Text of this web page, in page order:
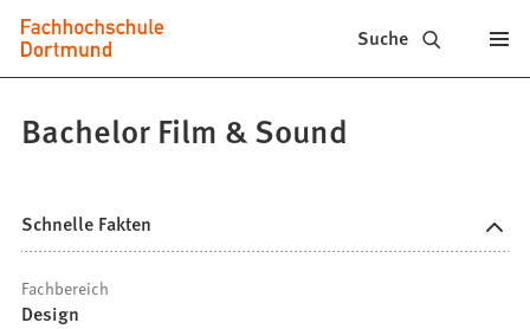
Inhalt anspringen
Fachhochschule
Dortmund
-
Studiengänge,
Bewerbung
Suche
Bachelor Film & Sound
Schnelle Fakten
Fachbereich
Design